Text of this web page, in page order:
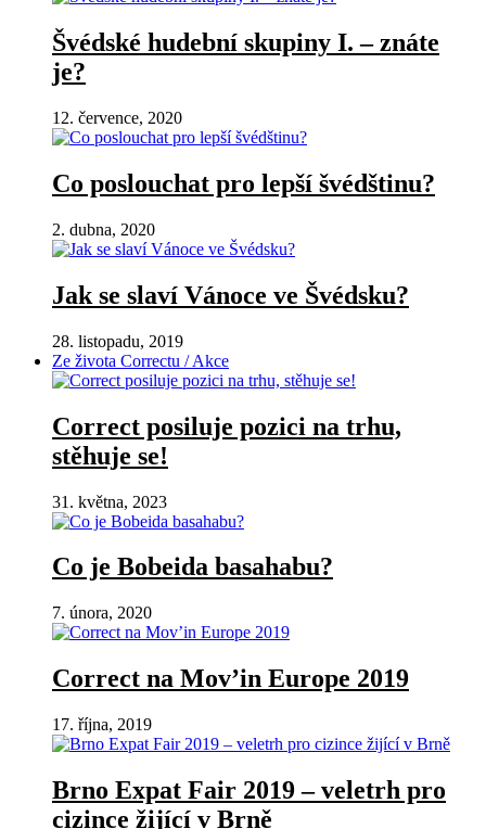
Švédské hudební skupiny I. – znáte
je?
12. července, 2020
Co poslouchat pro lepší švédštinu?
2. dubna, 2020
Jak se slaví Vánoce ve Švédsku?
28. listopadu, 2019
Ze života Correctu / Akce
Correct posiluje pozici na trhu,
stěhuje se!
31. května, 2023
Co je Bobeida basahabu?
7. února, 2020
Correct na Mov’in Europe 2019
17. října, 2019
Brno Expat Fair 2019 – veletrh pro
cizince žijící v Brně